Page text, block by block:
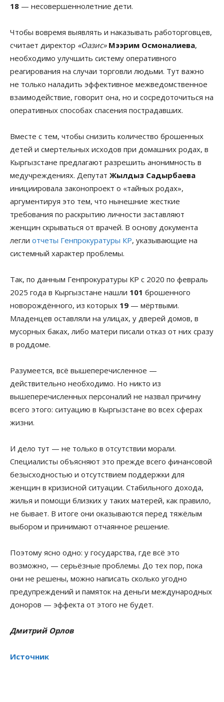
18 — несовершеннолетние дети.
Чтобы вовремя выявлять и наказывать работорговцев,
считает директор «Оазис» Мээрим Осмоналиева,
необходимо улучшить систему оперативного
реагирования на случаи торговли людьми. Тут важно
не только наладить эффективное межведомственное
взаимодействие, говорит она, но и сосредоточиться на
оперативных способах спасения пострадавших.
Вместе с тем, чтобы снизить количество брошенных
детей и смертельных исходов при домашних родах, в
Кыргызстане предлагают разрешить анонимность в
медучреждениях. Депутат Жылдыз Садырбаева
инициировала законопроект о «тайных родах»,
аргументируя это тем, что нынешние жесткие
требования по раскрытию личности заставляют
женщин скрываться от врачей. В основу документа
легли отчеты Генпрокуратуры КР, указывающие на
системный характер проблемы.
Так, по данным Генпрокуратуры КР с 2020 по февраль
2025 года в Кыргызстане нашли 101 брошенного
новорождённого, из которых 19 — мёртвыми.
Младенцев оставляли на улицах, у дверей домов, в
мусорных баках, либо матери писали отказ от них сразу
в роддоме.
Разумеется, всё вышеперечисленное —
действительно необходимо. Но никто из
вышеперечисленных персоналий не назвал причину
всего этого: ситуацию в Кыргызстане во всех сферах
жизни.
И дело тут — не только в отсутствии морали.
Специалисты объясняют это прежде всего финансовой
безысходностью и отсутствием поддержки для
женщин в кризисной ситуации. Стабильного дохода,
жилья и помощи близких у таких матерей, как правило,
не бывает. В итоге они оказываются перед тяжёлым
выбором и принимают отчаянное решение.
Поэтому ясно одно: у государства, где всё это
возможно, — серьёзные проблемы. До тех пор, пока
они не решены, можно написать сколько угодно
предупреждений и памяток на деньги международных
доноров — эффекта от этого не будет.
Дмитрий Орлов
Источник